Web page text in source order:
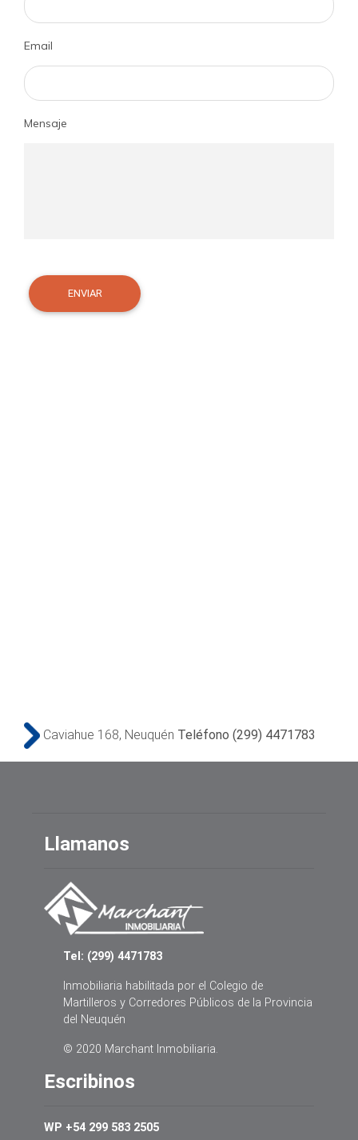
Email
Mensaje
ENVIAR
Caviahue 168, Neuquén Teléfono (299) 4471783
Llamanos
Tel: (299) 4471783
Inmobiliaria habilitada por el Colegio de
Martilleros y Corredores Públicos de la Provincia
del Neuquén
© 2020 Marchant Inmobiliaria.
Escribinos
WP +54 299 583 2505